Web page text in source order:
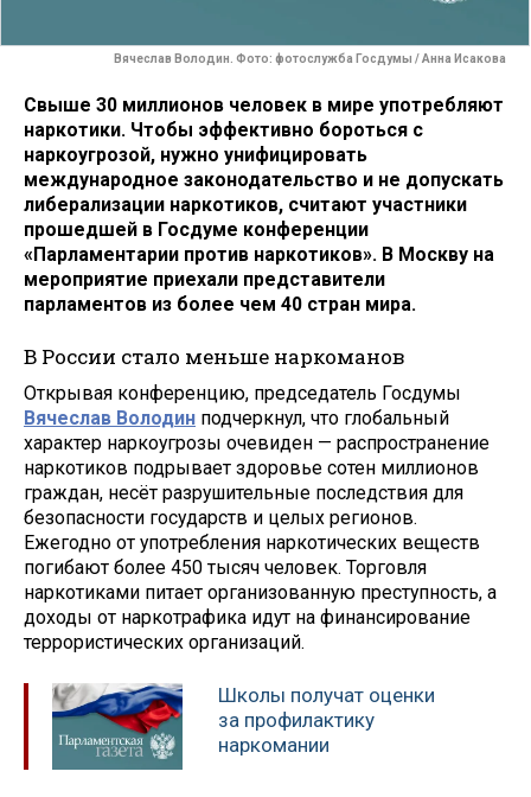
Вячеслав Володин. Фото: фотослужба Госдумы / Анна Исакова
Свыше 30 миллионов человек в мире употребляют
наркотики. Чтобы эффективно бороться с
наркоугрозой, нужно унифицировать
международное законодательство и не допускать
либерализации наркотиков, считают участники
прошедшей в Госдуме конференции
«Парламентарии против наркотиков». В Москву на
мероприятие приехали представители
парламентов из более чем 40 стран мира.
В России стало меньше наркоманов
Открывая конференцию, председатель Госдумы
Вячеслав Володин подчеркнул, что глобальный
характер наркоугрозы очевиден — распространение
наркотиков подрывает здоровье сотен миллионов
граждан, несёт разрушительные последствия для
безопасности государств и целых регионов.
Ежегодно от употребления наркотических веществ
погибают более 450 тысяч человек. Торговля
наркотиками питает организованную преступность, а
доходы от наркотрафика идут на финансирование
террористических организаций.
Школы получат оценки
за профилактику
наркомании